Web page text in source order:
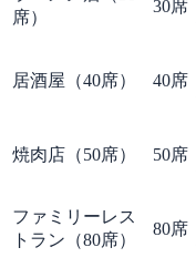
席）
30席
居酒屋（40席） 40席
焼肉店（50席） 50席
ファミリーレス
トラン（80席）
80席